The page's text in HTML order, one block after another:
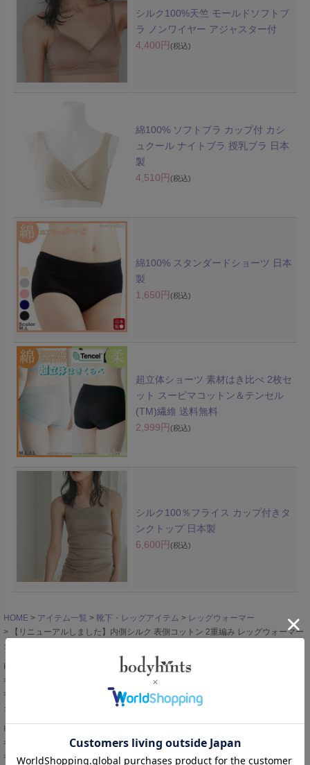
シルク100%天竺 モールドソフトブ
ラ ノンワイヤー アジャスター付
4,400円 (税込)
綿100% ソフトブラ カップ付 カシ
ュクール ナイトブラ 授乳ブラ 日本
製
4,510円 (税込)
綿100% スタンダードショーツ 日本
製
1,650円 (税込)
超立体ショーツ 素材はき比べ 2枚セ
ット スーピマコットン＆テンセル
(TM)繊維 送料無料
2,999円 (税込)
シルク100％フライス カップ付きタ
ンクトップ 日本製
6,600円 (税込)
HOME アイテム一覧 靴下・レッグアイテム
レッグウォーマー
【リニューアルしました】内側シルク 表側コットン 2重編み レッグウォーマー
ショート丈 日本製 N231WB
HOME
マタニティママ（妊娠期・産前産後・妊活）におすすめ
【リニューアルしました】内側シルク 表側コットン 2重編み レッグウォーマー
ショート丈 日本製 N231WB
HOME
綿の靴下（コットンソックス）
【リニューアルしました】内側シルク 表側コットン 2重編み レッグウォーマー